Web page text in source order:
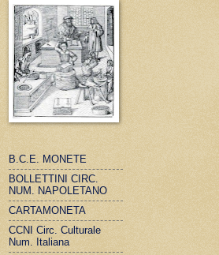
B.C.E. MONETE
BOLLETTINI CIRC.
NUM. NAPOLETANO
CARTAMONETA
CCNI Circ. Culturale
Num. Italiana